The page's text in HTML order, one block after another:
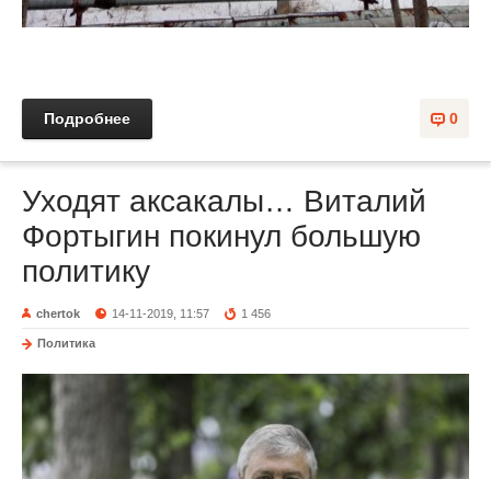
0
Подробнее
Уходят аксакалы… Виталий
Фортыгин покинул большую
политику
chertok 14-11-2019, 11:57 1 456
Политика